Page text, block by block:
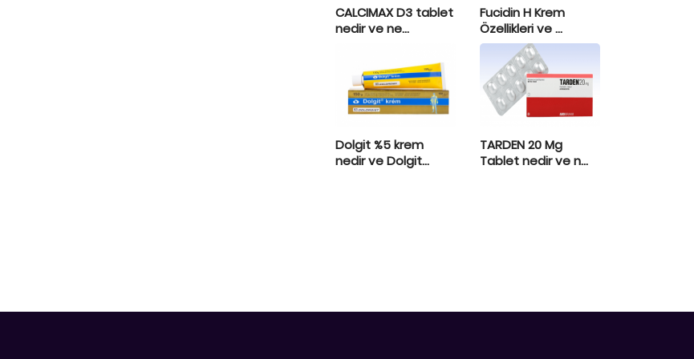
CALCIMAX D3 tablet
nedir ve ne...
Fucidin H Krem
Özellikleri ve ...
Dolgit %5 krem
nedir ve Dolgit...
TARDEN 20 Mg
Tablet nedir ve n...